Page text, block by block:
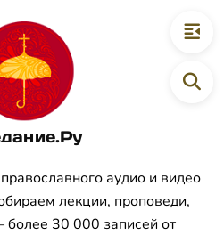
аудио и видео
лекции, проповеди,
30 000 записей от